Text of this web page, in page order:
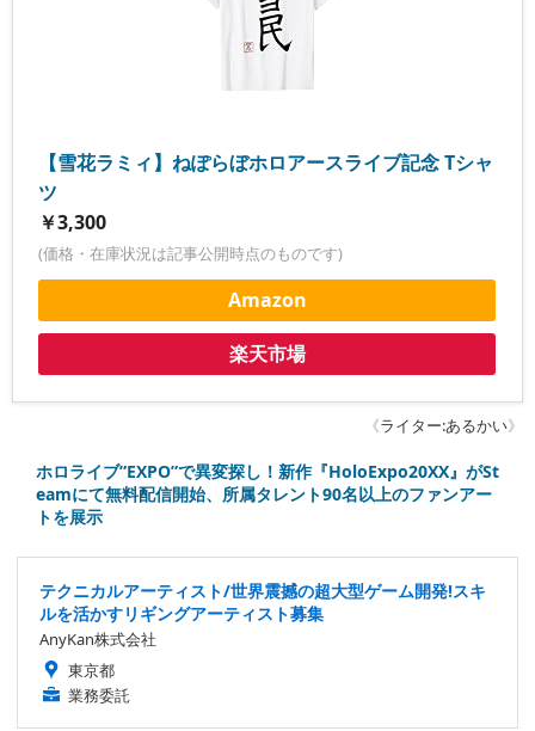
【雪花ラミィ】ねぽらぼホロアースライブ記念 Tシャ
ツ
￥3,300
(価格・在庫状況は記事公開時点のものです)
Amazon
楽天市場
《ライター:あるかい》
ホロライブ”EXPO”で異変探し！新作『HoloExpo20XX』がSt
eamにて無料配信開始、所属タレント90名以上のファンアー
トを展示
テクニカルアーティスト/世界震撼の超大型ゲーム開発!スキ
ルを活かすリギングアーティスト募集
AnyKan株式会社
東京都
業務委託